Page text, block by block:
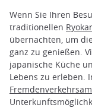
Wenn Sie Ihren
traditionellen
übernachten, um
ganz zu genießen.
japanische Küche
Lebens zu erleben.